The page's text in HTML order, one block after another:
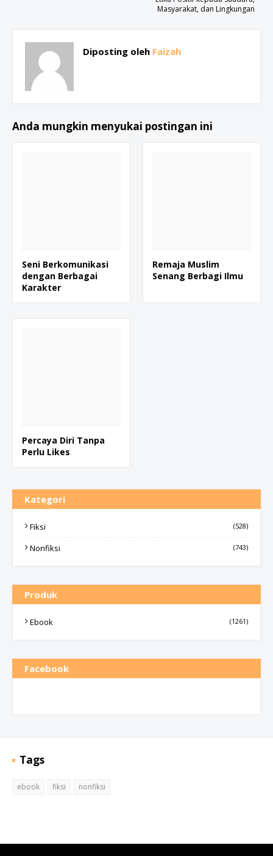
Masyarakat, dan Lingkungan
Diposting oleh Faizah
Anda mungkin menyukai postingan ini
Seni Berkomunikasi
dengan Berbagai
Karakter
Remaja Muslim
Senang Berbagi Ilmu
Percaya Diri Tanpa
Perlu Likes
Kategori
Fiksi (528)
Nonfiksi (743)
Produk
Ebook (1261)
Facebook
Tags
ebook fiksi nonfiksi